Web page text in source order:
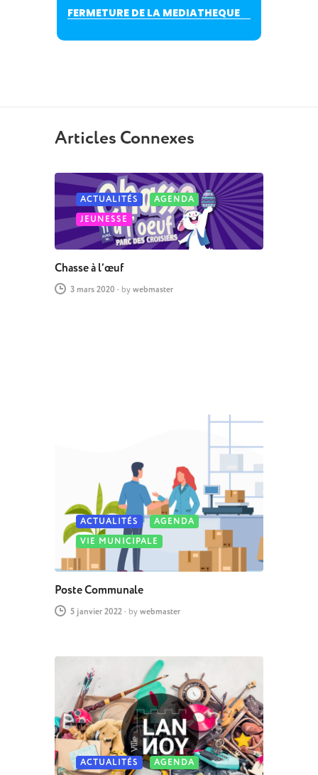
FERMETURE DE LA MEDIATHEQUE
Articles Connexes
ACTUALITÉS
AGENDA
JEUNESSE
Chasse à l’œuf
3 mars 2020 - by webmaster
ACTUALITÉS
AGENDA
VIE MUNICIPALE
Poste Communale
5 janvier 2022- by webmaster
ACTUALITÉS
AGENDA